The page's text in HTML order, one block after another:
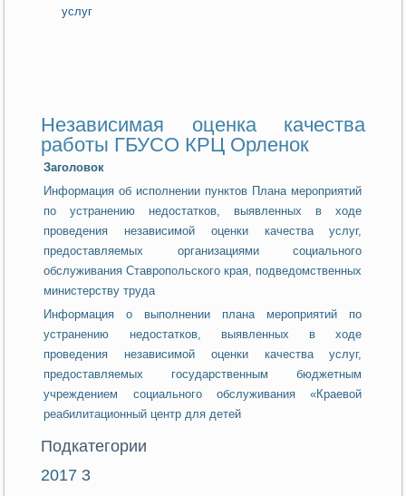
услуг
Независимая оценка качества
работы ГБУСО КРЦ Орленок
Заголовок
Информация об исполнении пунктов Плана мероприятий
по устранению недостатков, выявленных в ходе
проведения независимой оценки качества услуг,
предоставляемых организациями социального
обслуживания Ставропольского края, подведомственных
министерству труда
Информация о выполнении плана мероприятий по
устранению недостатков, выявленных в ходе
проведения независимой оценки качества услуг,
предоставляемых государственным бюджетным
учреждением социального обслуживания «Краевой
реабилитационный центр для детей
Подкатегории
2017 3